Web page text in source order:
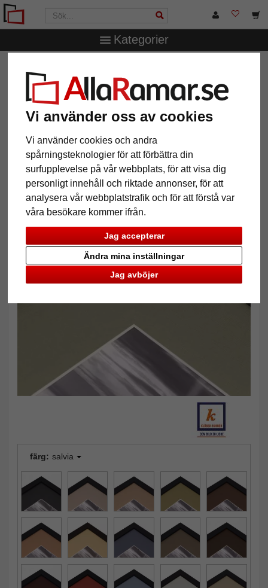
Vi använder oss av cookies
Vi använder cookies och andra
spårningsteknologier för att förbättra din
surfupplevelse på vår webbplats, för att visa dig
personligt innehåll och riktade annonser, för att
analysera vår webbplatstrafik och för att förstå var
våra besökare kommer ifrån.
Jag accepterar
Jag avböjer
Ändra mina inställningar
Kategorier
mm strukturpapper-passepartout efter mått
1,3 mm strukturpapper-
passepartout efter mått
Pictures Preview
Tillbaka
färg: salvia